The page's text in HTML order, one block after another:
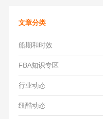
文章分类
船期和时效
FBA知识专区
行业动态
纽酷动态